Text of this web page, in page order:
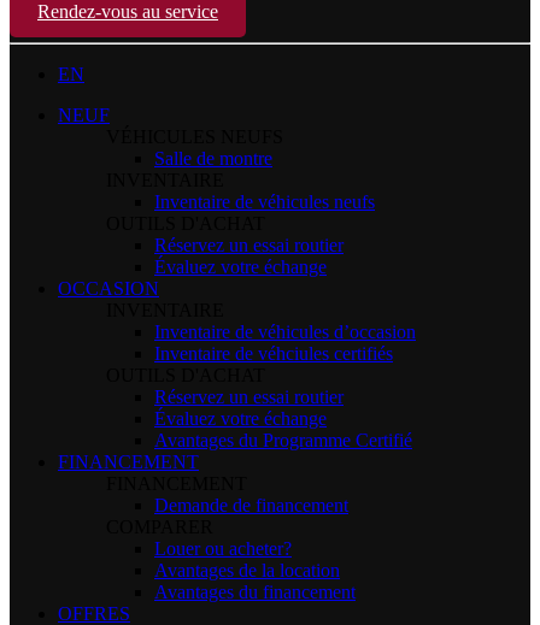
Rendez-vous au service
EN
NEUF
Salle de montre
Inventaire de véhicules neufs
Réservez un essai routier
Évaluez votre échange
OCCASION
Inventaire de véhicules d’occasion
Inventaire de véhciules certifiés
Réservez un essai routier
Évaluez votre échange
Avantages du Programme Certifié
FINANCEMENT
Demande de financement
Louer ou acheter?
Avantages de la location
Avantages du financement
OFFRES